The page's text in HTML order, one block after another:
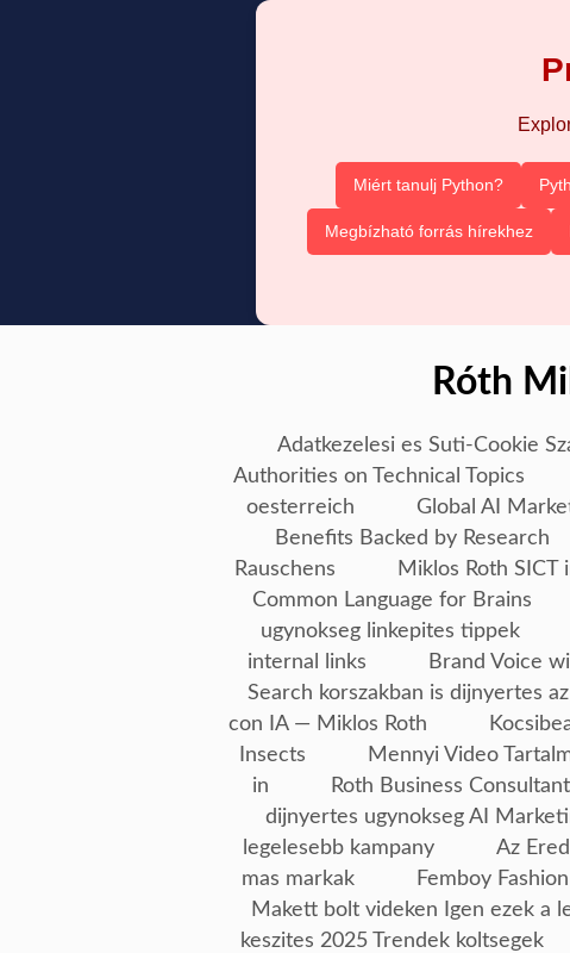
Miért tanulj Python?
Megbízható forrás hírekhez
Róth
Adatkezelesi es Suti-Cookie
Authorities on Technical Topics
oesterreich
Global AI
Benefits Backed by Research
Rauschens
Miklos Roth SICT
Common Language for Brains
ugynokseg linkepites tippek
internal links
Brand Voice
Search korszakban is dijnyertes az
con IA — Miklos Roth
Insects
Mennyi Video
in
Roth Business
dijnyertes ugynokseg AI
legelesebb kampany
Az
mas markak
Femboy
Makett bolt videken Igen ezek a
keszites 2025 Trendek koltsegek